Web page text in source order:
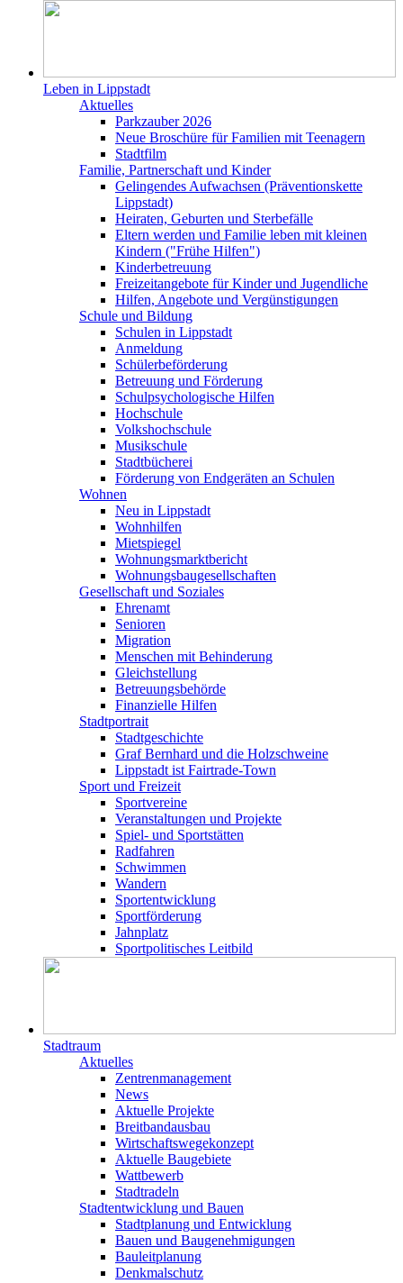
Leben in Lippstadt
Aktuelles
Parkzauber 2026
Neue Broschüre für Familien mit Teenagern
Stadtfilm
Familie, Partnerschaft und Kinder
Gelingendes Aufwachsen (Präventionskette
Lippstadt)
Heiraten, Geburten und Sterbefälle
Eltern werden und Familie leben mit kleinen
Kindern ("Frühe Hilfen")
Kinderbetreuung
Freizeitangebote für Kinder und Jugendliche
Hilfen, Angebote und Vergünstigungen
Schule und Bildung
Schulen in Lippstadt
Anmeldung
Schülerbeförderung
Betreuung und Förderung
Schulpsychologische Hilfen
Hochschule
Volkshochschule
Musikschule
Stadtbücherei
Förderung von Endgeräten an Schulen
Wohnen
Neu in Lippstadt
Wohnhilfen
Mietspiegel
Wohnungsmarktbericht
Wohnungsbaugesellschaften
Gesellschaft und Soziales
Ehrenamt
Senioren
Migration
Menschen mit Behinderung
Gleichstellung
Betreuungsbehörde
Finanzielle Hilfen
Stadtportrait
Stadtgeschichte
Graf Bernhard und die Holzschweine
Lippstadt ist Fairtrade-Town
Sport und Freizeit
Sportvereine
Veranstaltungen und Projekte
Spiel- und Sportstätten
Radfahren
Schwimmen
Wandern
Sportentwicklung
Sportförderung
Jahnplatz
Sportpolitisches Leitbild
Stadtraum
Aktuelles
Zentrenmanagement
News
Aktuelle Projekte
Breitbandausbau
Wirtschaftswegekonzept
Aktuelle Baugebiete
Wattbewerb
Stadtradeln
Stadtentwicklung und Bauen
Stadtplanung und Entwicklung
Bauen und Baugenehmigungen
Bauleitplanung
Denkmalschutz